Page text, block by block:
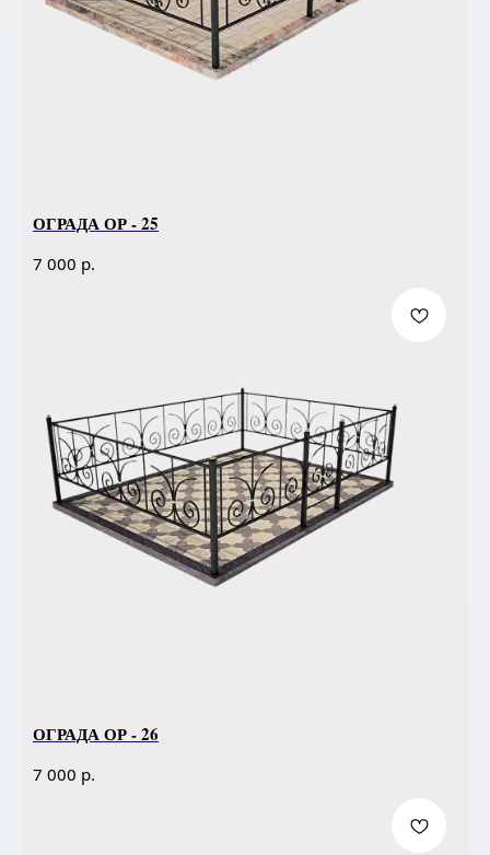
ОГРАДА ОР - 25
7 000 р.
ОГРАДА ОР - 26
7 000 р.